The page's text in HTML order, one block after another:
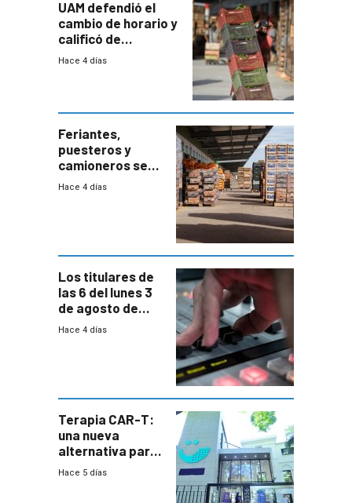
UAM defendió el
cambio de horario y
calificó de
“desproporcionado”
Hace 4 días
Feriantes,
puesteros y
camioneros se
movilizaron en
Hace 4 días
Los titulares de
las 6 del lunes 3
de agosto de
2026
Hace 4 días
Terapia CAR-T:
una nueva
alternativa para
niños y
Hace 5 días